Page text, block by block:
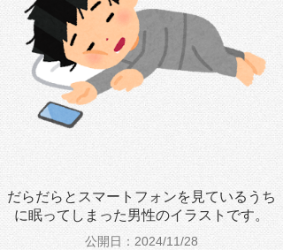
だらだらとスマートフォンを見ているうち
に眠ってしまった男性のイラストです。
公開日：2024/11/28